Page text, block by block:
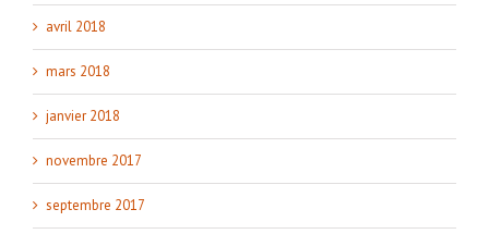
avril 2018
mars 2018
janvier 2018
novembre 2017
septembre 2017